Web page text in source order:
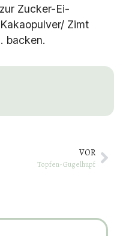
Zucker-Ei-
Zimt
backen.
VOR
Topfen-Gugelhupf